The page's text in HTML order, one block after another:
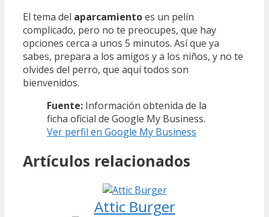
El tema del aparcamientoes un pelín
complicado, pero no te preocupes, que hay
opciones cerca a unos 5 minutos. Así que ya
sabes, prepara a los amigos y a los niños, y no te
olvides del perro, que aquí todos son
bienvenidos.
Fuente: Información obtenida de la
ficha oficial de Google My Business.
Ver perfil en Google My Business
Artículos relacionados
Attic Burger